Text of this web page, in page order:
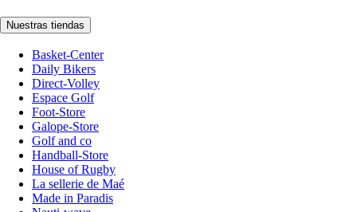
Nuestras tiendas
Basket-Center
Daily Bikers
Direct-Volley
Espace Golf
Foot-Store
Galope-Store
Golf and co
Handball-Store
House of Rugby
La sellerie de Maé
Made in Paradis